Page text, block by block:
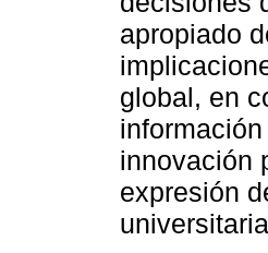
apropiado
global, en
innovación
expresión